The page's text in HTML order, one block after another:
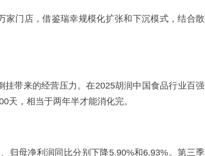
门店，借鉴瑞幸规模化扩张和下沉模式，结合散
带来的经营压力。在2025胡润中国食品行业百强
天，相当于两年半才能消化完。
归母净利润同比分别下降5.90%和6.93%。第三季